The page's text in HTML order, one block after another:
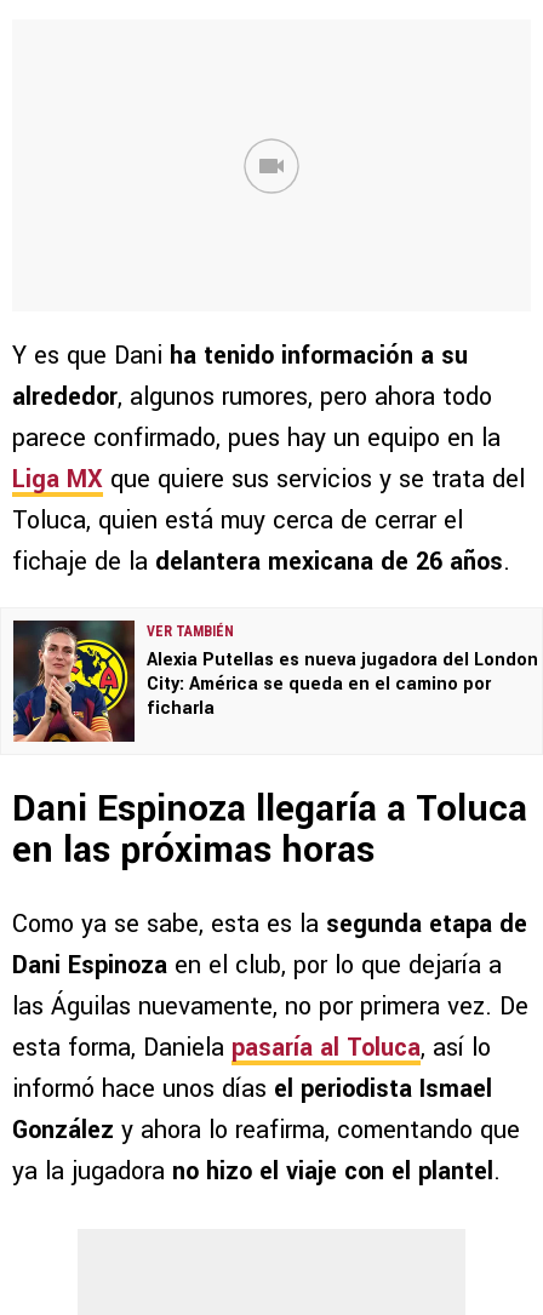
Y es que Dani ha tenido información a su
alrededor, algunos rumores, pero ahora todo
parece confirmado, pues hay un equipo en la
Liga MX que quiere sus servicios y se trata del
Toluca, quien está muy cerca de cerrar el
fichaje de la delantera mexicana de 26 años.
VER TAMBIÉN
Alexia Putellas es nueva jugadora del London
City: América se queda en el camino por
ficharla
Dani Espinoza llegaría a Toluca
en las próximas horas
Como ya se sabe, esta es la segunda etapa de
Dani Espinoza en el club, por lo que dejaría a
las Águilas nuevamente, no por primera vez. De
esta forma, Daniela pasaría al Toluca, así lo
informó hace unos días el periodista Ismael
González y ahora lo reafirma, comentando que
ya la jugadora no hizo el viaje con el plantel.